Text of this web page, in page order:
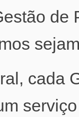
de
cada